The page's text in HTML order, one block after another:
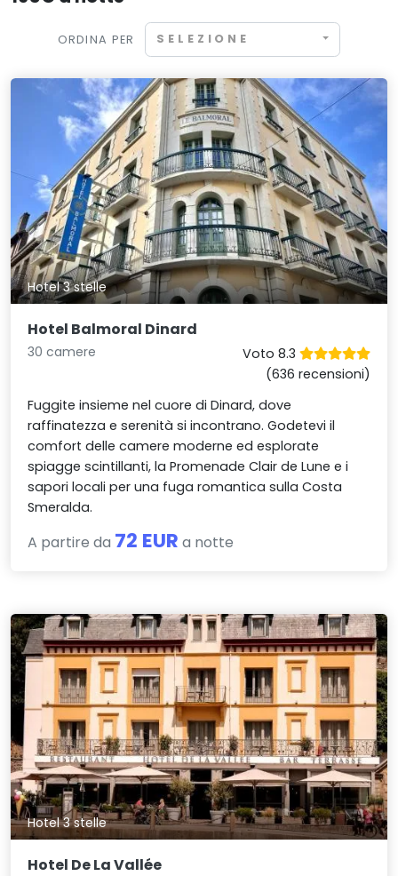
ORDINA PER SELEZIONE
Hotel 3 stelle
Hotel Balmoral Dinard
30 camere
Voto 8.3
(636 recensioni)
Fuggite insieme nel cuore di Dinard, dove
raffinatezza e serenità si incontrano. Godetevi il
comfort delle camere moderne ed esplorate
spiagge scintillanti, la Promenade Clair de Lune e i
sapori locali per una fuga romantica sulla Costa
Smeralda.
A partire da 72 EUR a notte
Hotel 3 stelle
Hotel De La Vallée